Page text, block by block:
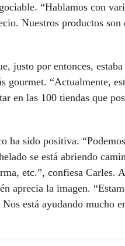
“Hablamos con
Nuestros productos
justo por entonces,
gourmet. “Actualmente,
en las 100 tiendas que
ha sido positiva.
se está abriendo
etc.”, confiesa Carles.
aprecia la imagen.
Nos está ayudando mucho